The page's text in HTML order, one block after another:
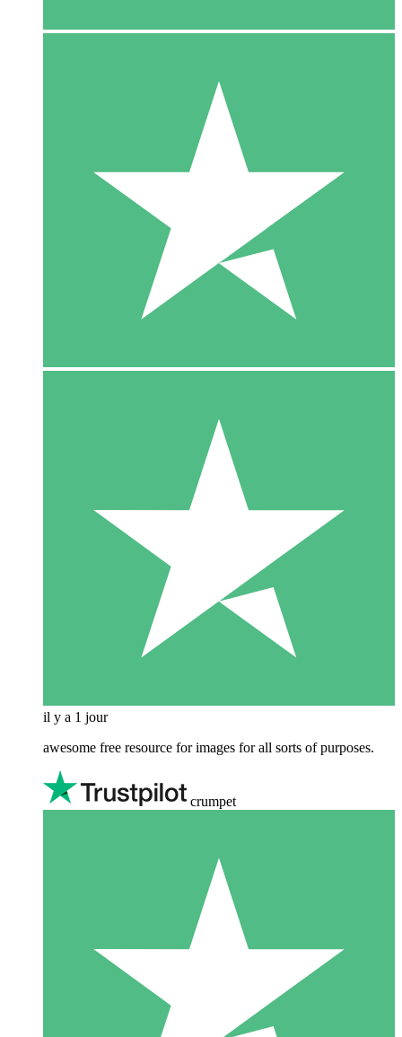
il y a 1 jour
awesome free resource for images for all sorts of purposes.
crumpet